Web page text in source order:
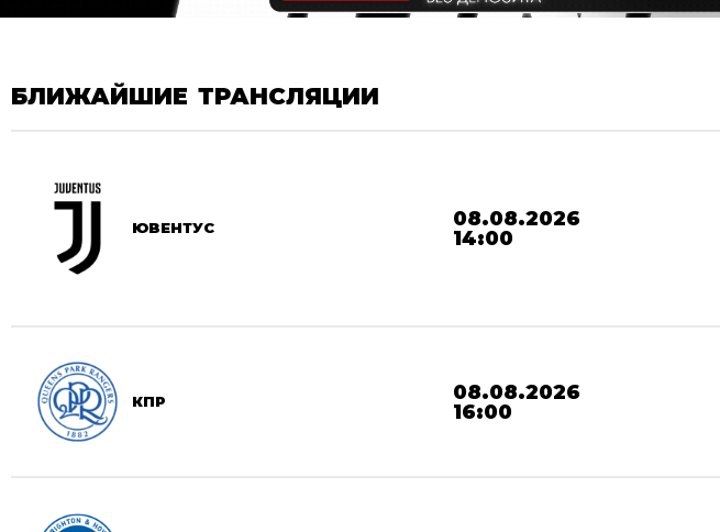
БЛИЖАЙШИЕ ТРАНСЛЯЦИИ
ЮВЕНТУС
08.08.2026
14:00
КПР
08.08.2026
16:00